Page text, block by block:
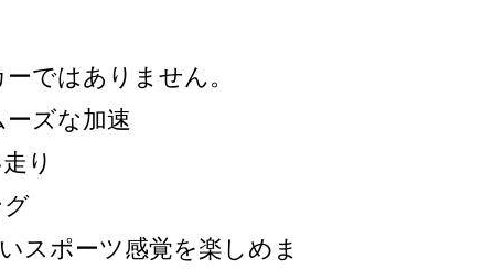
ではありません。
ズな加速
り
グ
スポーツ感覚を楽しめま